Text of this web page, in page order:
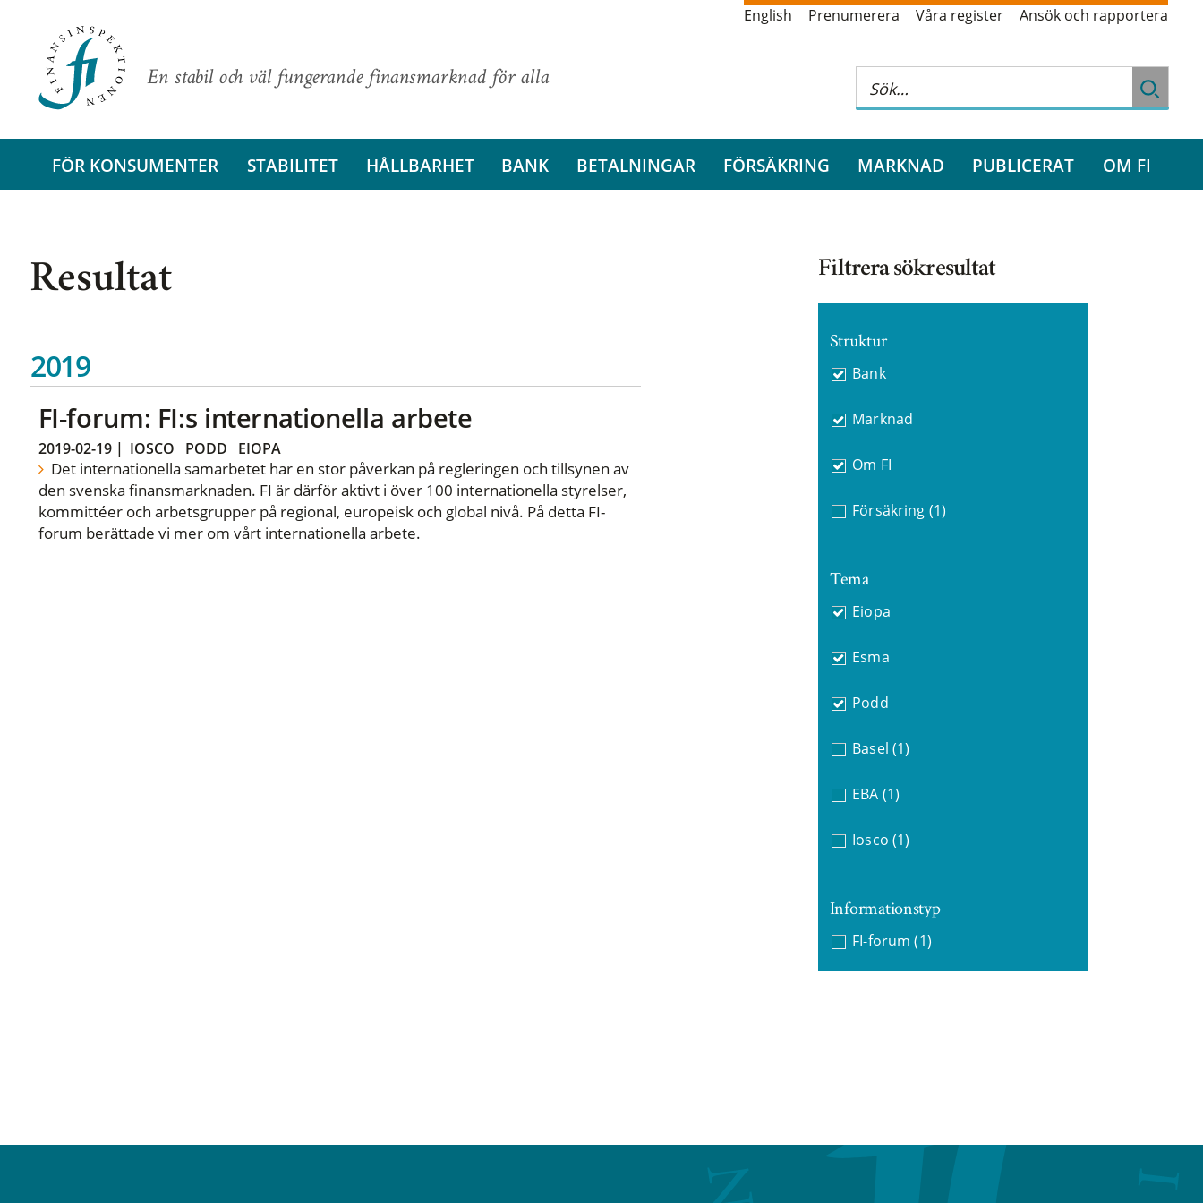
En stabil och väl fungerande finansmarknad för alla
English Prenumerera Våra register Ansök och rapportera
FÖR KONSUMENTER STABILITET HÅLLBARHET BANK BETALNINGAR FÖRSÄKRING MARKNAD PUBLICERAT OM FI
Resultat
2019
FI-forum: FI:s internationella arbete
2019-02-19| IOSCO PODD EIOPA
Det internationella samarbetet har en stor påverkan på regleringen och tillsynen av
den svenska finansmarknaden. FI är därför aktivt i över 100 internationella styrelser,
kommittéer och arbetsgrupper på regional, europeisk och global nivå. På detta FI-
forum berättade vi mer om vårt internationella arbete.
Filtrera sökresultat
Struktur
Bank
Marknad
Om FI
Försäkring (1)
Tema
Eiopa
Esma
Podd
Basel (1)
EBA (1)
Iosco (1)
Informationstyp
FI-forum (1)